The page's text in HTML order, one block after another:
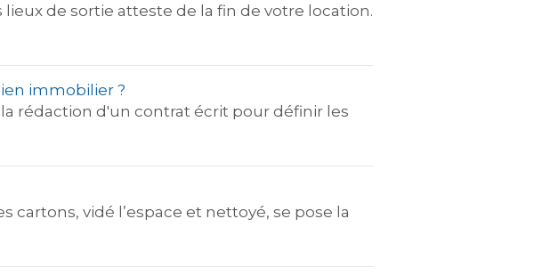
de sortie atteste de la fin de votre location.
immobilier ?
rédaction d'un contrat écrit pour définir les
cartons, vidé l’espace et nettoyé, se pose la